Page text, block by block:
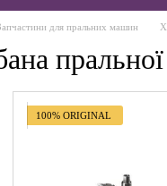
для пральних машин
100% ORIGINAL